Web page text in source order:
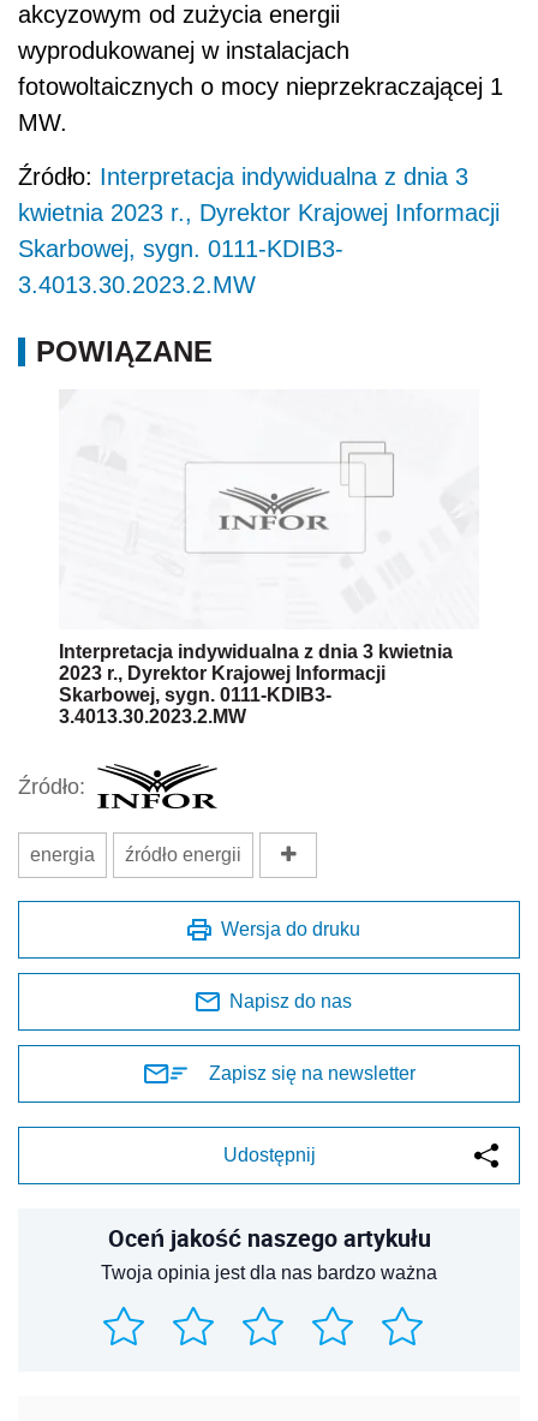
akcyzowym od zużycia energii
wyprodukowanej w instalacjach
fotowoltaicznych o mocy nieprzekraczającej 1
MW.
Źródło: Interpretacja indywidualna z dnia 3
kwietnia 2023 r., Dyrektor Krajowej Informacji
Skarbowej, sygn. 0111-KDIB3-
3.4013.30.2023.2.MW
POWIĄZANE
Interpretacja indywidualna z dnia 3 kwietnia
2023 r., Dyrektor Krajowej Informacji
Skarbowej, sygn. 0111-KDIB3-
3.4013.30.2023.2.MW
Źródło:
energia źródło energii
Wersja do druku
Napisz do nas
Zapisz się na newsletter
Udostępnij
Oceń jakość naszego artykułu
Twoja opinia jest dla nas bardzo ważna